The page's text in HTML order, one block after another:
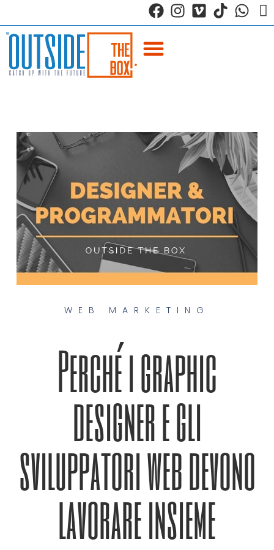
WEB MARKETING
Perché i graphic
designer e gli
sviluppatori web devono
lavorare insieme